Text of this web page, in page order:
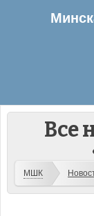
Все
МШК